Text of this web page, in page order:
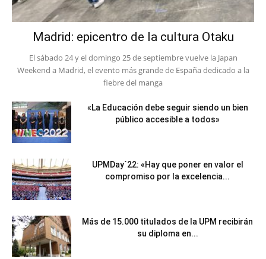
Madrid: epicentro de la cultura Otaku
El sábado 24 y el domingo 25 de septiembre vuelve la Japan
Weekend a Madrid, el evento más grande de España dedicado a la
fiebre del manga
«La Educación debe seguir siendo un bien
público accesible a todos»
UPMDay´22: «Hay que poner en valor el
compromiso por la excelencia...
Más de 15.000 titulados de la UPM recibirán
su diploma en...